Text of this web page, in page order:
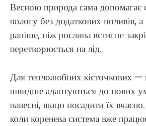
Весною природа сама допомагає
вологу без додаткових поливів,
раніше, ніж рослина встигне
перетворюється на лід.
Для теплолюбних кісточкових —
швидше адаптуються до нових
навесні, якщо посадити їх
коли коренева система вже